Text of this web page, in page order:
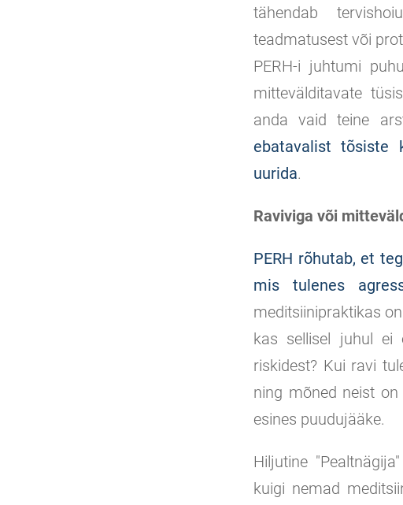
tähendab
teadmatusest või
PERH-i juhtumi
mittevälditavate
anda vaid teine
ebatavalist tõsiste
uurida.
Raviviga või
PERH rõhutab, et
mis tulenes
meditsiinipraktikas
kas sellisel juhul ei
riskidest? Kui ravi
ning mõned neist
esines puudujääke.
Hiljutine
kuigi nemad